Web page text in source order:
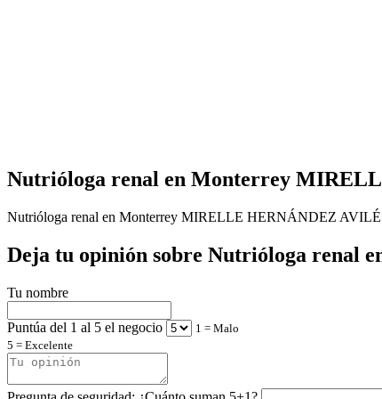
Nutrióloga renal en Monterrey
Nutrióloga renal en Monterrey MIRELLE HERNÁNDEZ
Deja tu opinión sobre Nutrióloga renal
Tu nombre
Puntúa del 1 al 5 el negocio
1 = Malo
5 = Excelente